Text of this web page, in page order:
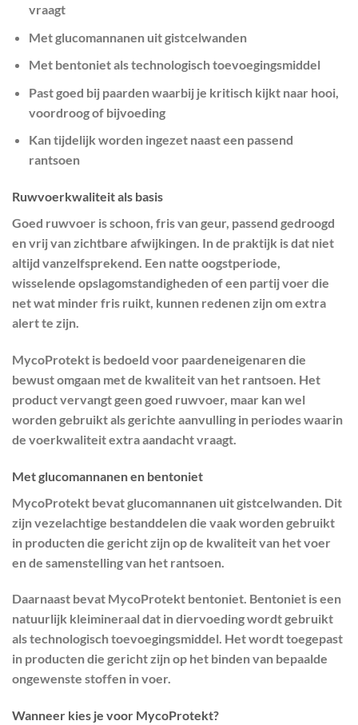
vraagt
Met glucomannanen uit gistcelwanden
Met bentoniet als technologisch toevoegingsmiddel
Past goed bij paarden waarbij je kritisch kijkt naar hooi,
voordroog of bijvoeding
Kan tijdelijk worden ingezet naast een passend
rantsoen
Ruwvoerkwaliteit als basis
Goed ruwvoer is schoon, fris van geur, passend gedroogd
en vrij van zichtbare afwijkingen. In de praktijk is dat niet
altijd vanzelfsprekend. Een natte oogstperiode,
wisselende opslagomstandigheden of een partij voer die
net wat minder fris ruikt, kunnen redenen zijn om extra
alert te zijn.
MycoProtekt is bedoeld voor paardeneigenaren die
bewust omgaan met de kwaliteit van het rantsoen. Het
product vervangt geen goed ruwvoer, maar kan wel
worden gebruikt als gerichte aanvulling in periodes waarin
de voerkwaliteit extra aandacht vraagt.
Met glucomannanen en bentoniet
MycoProtekt bevat glucomannanen uit gistcelwanden. Dit
zijn vezelachtige bestanddelen die vaak worden gebruikt
in producten die gericht zijn op de kwaliteit van het voer
en de samenstelling van het rantsoen.
Daarnaast bevat MycoProtekt bentoniet. Bentoniet is een
natuurlijk kleimineraal dat in diervoeding wordt gebruikt
als technologisch toevoegingsmiddel. Het wordt toegepast
in producten die gericht zijn op het binden van bepaalde
ongewenste stoffen in voer.
Wanneer kies je voor MycoProtekt?